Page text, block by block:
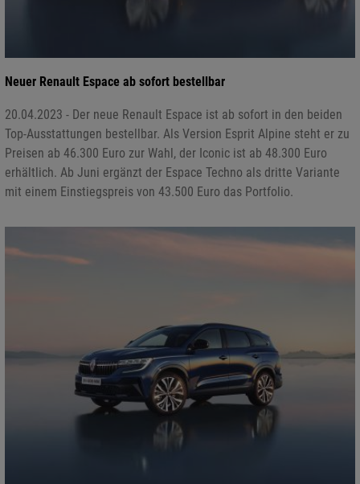
Neuer Renault Espace ab sofort bestellbar
20.04.2023 - Der neue Renault Espace ist ab sofort in den beiden
Top-Ausstattungen bestellbar. Als Version Esprit Alpine steht er zu
Preisen ab 46.300 Euro zur Wahl, der Iconic ist ab 48.300 Euro
erhältlich. Ab Juni ergänzt der Espace Techno als dritte Variante
mit einem Einstiegspreis von 43.500 Euro das Portfolio.